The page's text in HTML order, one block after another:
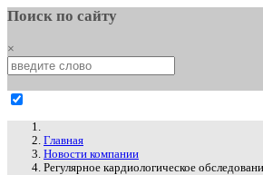
Поиск по сайту
×
Главная
Новости компании
Регулярное кардиологическое